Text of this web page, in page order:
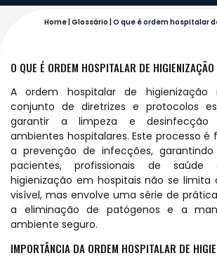
Home| Glossário O que é ordem hospitalar
O QUE É ORDEM HOSPITALAR DE HIGIENIZAÇÃO
A ordem hospitalar de
conjunto de diretrizes e protocolos
garantir a limpeza e desinfecção
ambientes hospitalares. Este processo
a prevenção de infecções,
pacientes, profissionais de
higienização em hospitais não se limita
visível, mas envolve uma série de
a eliminação de patógenos e a
ambiente seguro.
IMPORTÂNCIA DA ORDEM HOSPITALAR DE